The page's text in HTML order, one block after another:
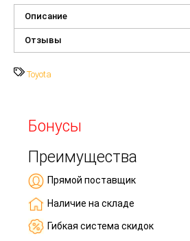
Описание
Отзывы
Toyota
Бонусы
Преимущества
Прямой поставщик
Наличие на складе
Гибкая система скидок